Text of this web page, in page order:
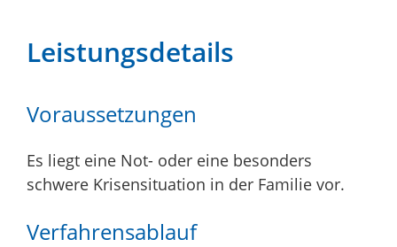
Leistungsdetails
Voraussetzungen
Es liegt eine Not- oder eine besonders
schwere Krisensituation in der Familie vor.
Verfahrensablauf